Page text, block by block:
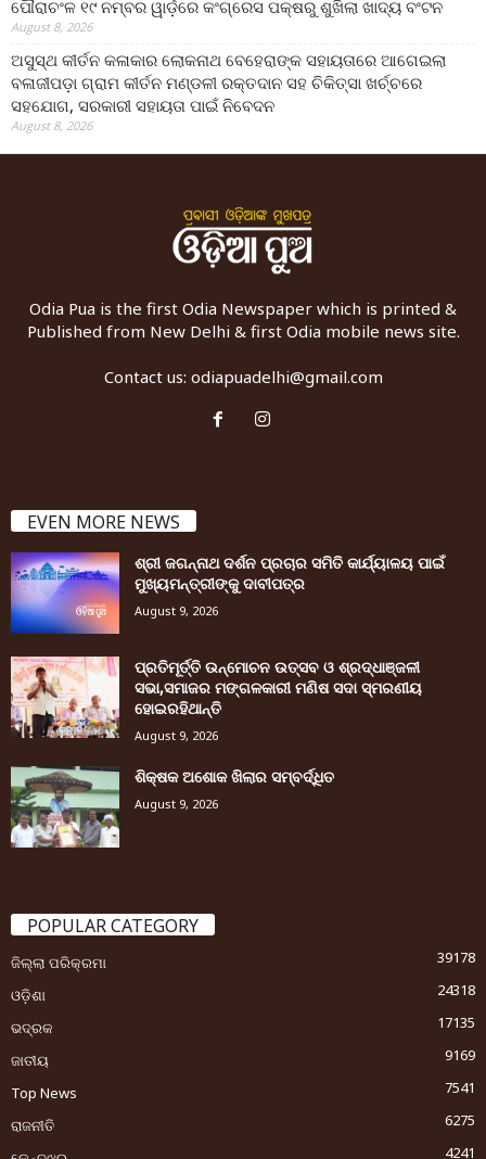
ପୌରାଚଂଳ ୧୯ ନମ୍ବର ୱାର୍ଡ଼ରେ କଂଗ୍ରେସ ପକ୍ଷରୁ ଶୁଖିଲା ଖାଦ୍ୟ ବଂଟନ
August 8, 2026
ଅସୁସ୍ଥ କୀର୍ତନ କଳାକାର ଲୋକନାଥ ବେହେରାଙ୍କ ସହାୟତାରେ ଆଗେଇଲା
ବଳାଜୀପଡ଼ା ଗ୍ରାମ କୀର୍ତନ ମଣ୍ଡଳୀ ରକ୍ତଦାନ ସହ ଚିକିତ୍ସା ଖର୍ଚ୍ଚରେ
ସହଯୋଗ, ସରକାରୀ ସହାୟତା ପାଇଁ ନିବେଦନ
August 8, 2026
Odia Pua is the first Odia Newspaper which is printed &
Published from New Delhi & first Odia mobile news site.
Contact us: odiapuadelhi@gmail.com
EVEN MORE NEWS
ଶ୍ରୀ ଜଗନ୍ନାଥ ଦର୍ଶନ ପ୍ରଚାର ସମିତି କାର୍ଯ୍ୟାଳୟ ପାଇଁ
ମୁଖ୍ୟମନ୍ତ୍ରୀଙ୍କୁ ଦାବୀପତ୍ର
August 9, 2026
ପ୍ରତିମୂର୍ତ୍ତି ଉନ୍ମୋଚନ ଉତ୍ସବ ଓ ଶ୍ରଦ୍ଧାଞ୍ଜଳୀ
ସଭା,ସମାଜର ମଙ୍ଗଳକାରୀ ମଣିଷ ସଦା ସ୍ମରଣୀୟ
ହୋଇରହିଥାନ୍ତି
August 9, 2026
ଶିକ୍ଷକ ଅଶୋକ ଖିଲାର ସମ୍ବର୍ଦ୍ଧିତ
August 9, 2026
POPULAR CATEGORY
ଜିଲ୍ଲା ପରିକ୍ରମା
39178
ଓଡ଼ିଶା
24318
ଭଦ୍ରକ
17135
ଜାତୀୟ
9169
Top News
7541
ରାଜନୀତି
6275
4241